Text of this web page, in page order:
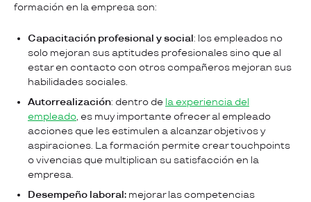
formación en la empresa son:
Capacitación profesional y social: los empleados no
solo mejoran sus aptitudes profesionales sino que al
estar en contacto con otros compañeros mejoran sus
habilidades sociales.
Autorrealización: dentro de la experiencia del
empleado, es muy importante ofrecer al empleado
acciones que les estimulen a alcanzar objetivos y
aspiraciones. La formación permite crear touchpoints
o vivencias que multiplican su satisfacción en la
empresa.
Desempeño laboral: mejorar las competencias